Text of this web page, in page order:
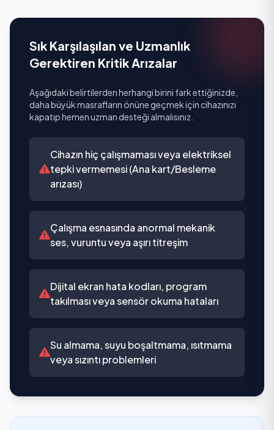
Sık Karşılaşılan ve Uzmanlık
Gerektiren Kritik Arızalar
Aşağıdaki belirtilerden herhangi birini fark ettiğinizde,
daha büyük masrafların önüne geçmek için cihazınızı
kapatıp hemen uzman desteği almalısınız.
Cihazın hiç çalışmaması veya elektriksel
tepki vermemesi (Ana kart/Besleme
arızası)
Çalışma esnasında anormal mekanik
ses, vuruntu veya aşırı titreşim
Dijital ekran hata kodları, program
takılması veya sensör okuma hataları
Su almama, suyu boşaltmama, ısıtmama
veya sızıntı problemleri